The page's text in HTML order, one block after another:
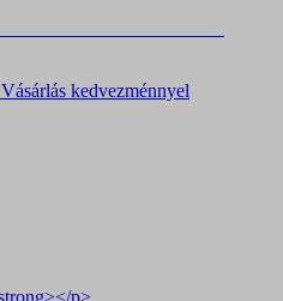
Vásárlás kedvezménnyel